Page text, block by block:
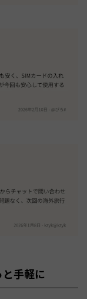
手軽に